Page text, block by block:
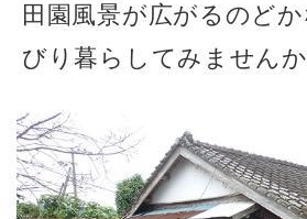
田園風景が広がるのど
びり暮らしてみませんか